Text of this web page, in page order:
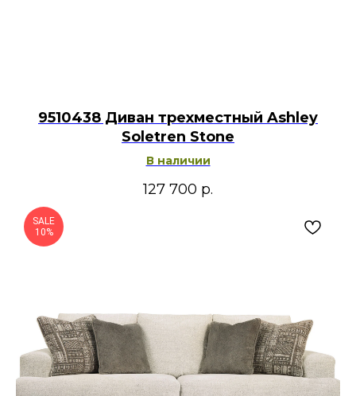
9510438 Диван трехместный Ashley
Soletren Stone
В наличии
127 700 р.
SALE
10%